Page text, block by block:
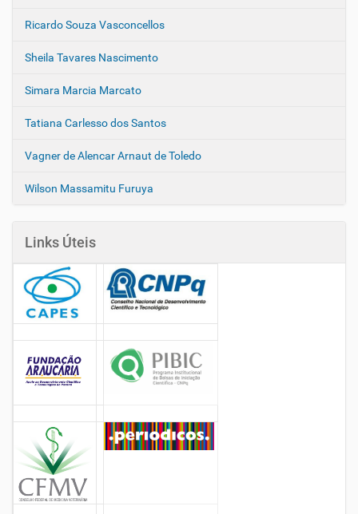
Ricardo Souza Vasconcellos
Sheila Tavares Nascimento
Simara Marcia Marcato
Tatiana Carlesso dos Santos
Vagner de Alencar Arnaut de Toledo
Wilson Massamitu Furuya
Links Úteis